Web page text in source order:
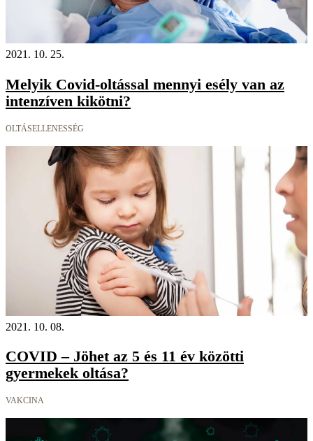
2021. 10. 25.
Melyik Covid-oltással mennyi esély van az
intenzíven kikötni?
OLTÁSELLENESSÉG
2021. 10. 08.
COVID – Jöhet az 5 és 11 év közötti
gyermekek oltása?
VAKCINA